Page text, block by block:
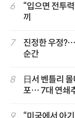
6
“입으면 전투
끼
7
진정한 우정
순간
8
日서 벤틀리
포… 7대 연쇄